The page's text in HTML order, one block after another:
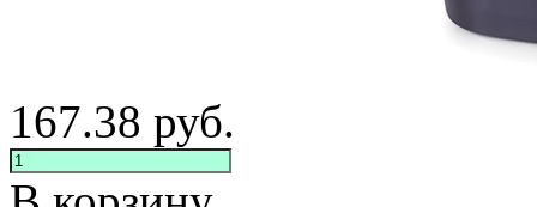
167.38 руб.